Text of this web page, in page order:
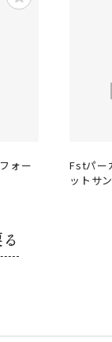
ォー
Fstパー
ットサ